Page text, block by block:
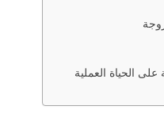
الحياة العملية